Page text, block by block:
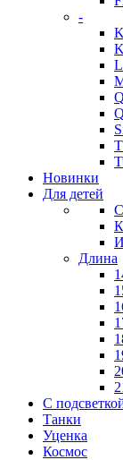
-
Новинки
Для детей
Длина
С
Танки
Уценка
Космос